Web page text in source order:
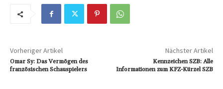
Vorheriger Artikel
Omar Sy: Das Vermögen des
französischen Schauspielers
Nächster Artikel
Kennzeichen SZB: Alle
Informationen zum KFZ-Kürzel SZB